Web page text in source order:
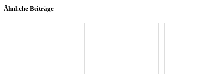
Ähnliche Beiträge